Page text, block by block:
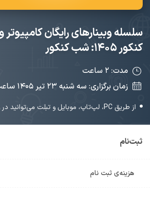
سلسله وبینارهای رایگان
کنکور ۱۴۰۵: شب کنکور
مدت: ۲ ساعت
زمان برگزاری: سه شنبه ۲۳ تیر ۱۴۰۵‌ ساعت ۱۹:۰۰
از طریق PC، لپ‌تاپ، موبایل و تبلت می‌توانید در وبینار شرکت کنید.
ثبت‌نام
هزینه‌ی ثبت نام